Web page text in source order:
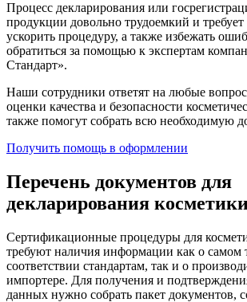
Процесс декларирования или
продукции довольно трудоемкий и
ускорить процедуру, а также избежать
обратиться за помощью к экспертам
Стандарт».
Наши сотрудники ответят на любые
оценки качества и безопасности
также помогут собрать всю необходимую
Получить помощь в оформлении
Перечень документов для
декларирования
Сертификационные процедуры для
требуют наличия информации как о самом
соответствии стандартам, так и о
импортере. Для получения и
данных нужно собрать пакет документов,